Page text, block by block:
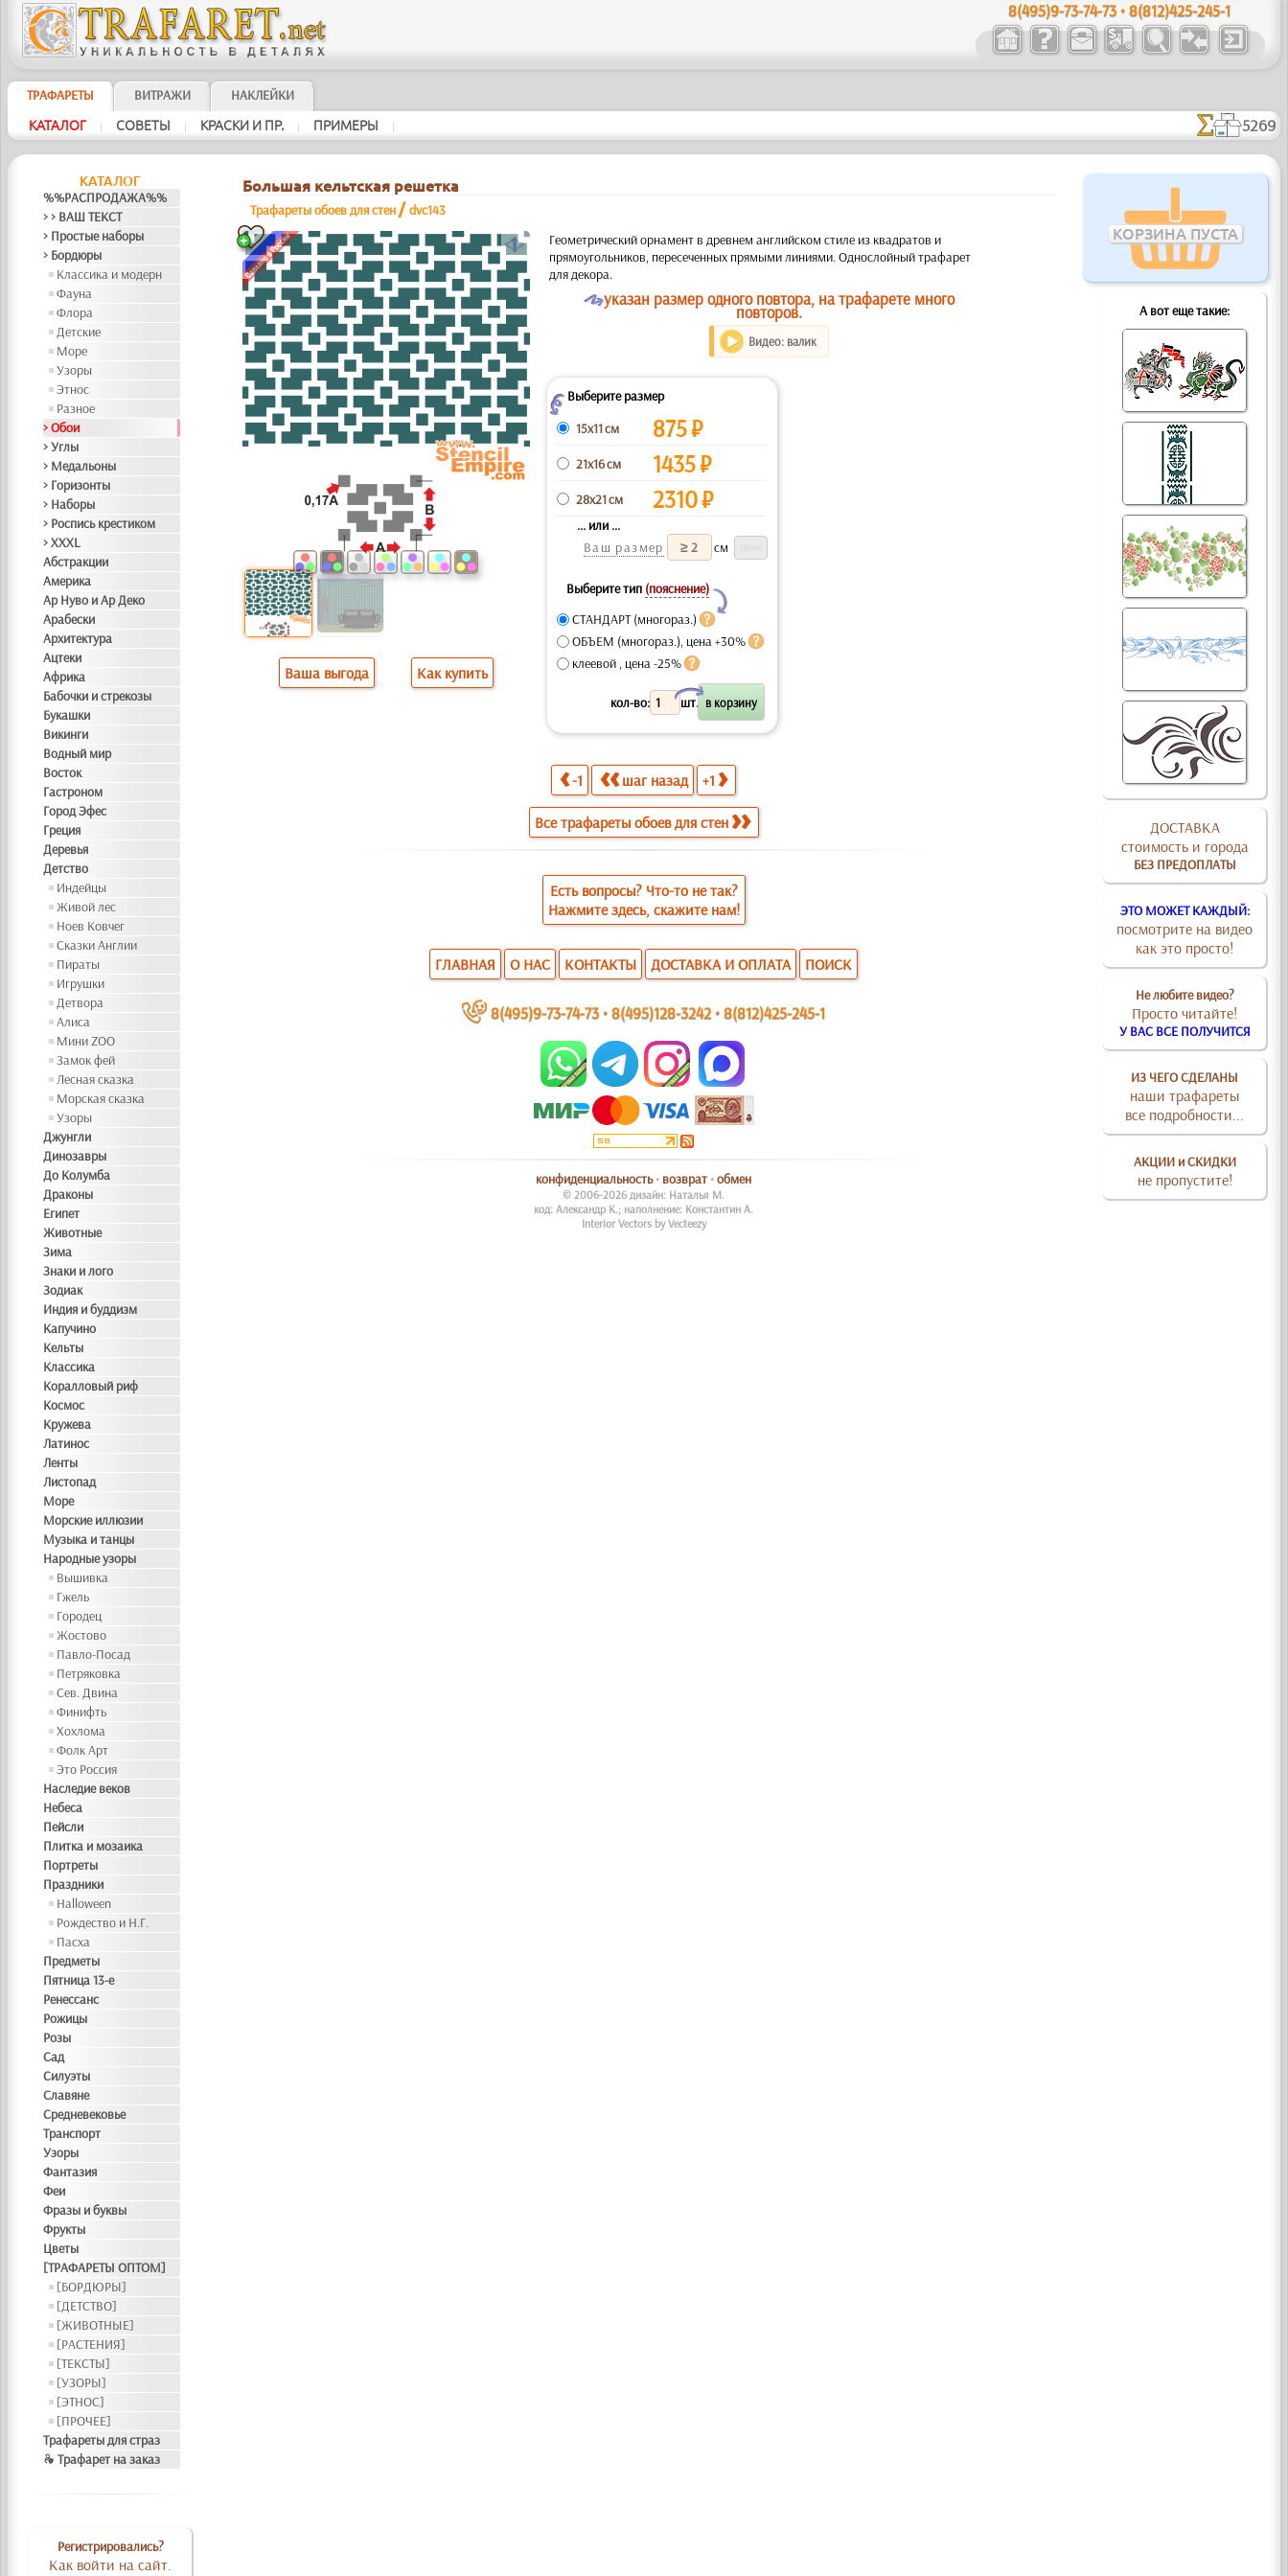
8(495)9-73-74-73 • 8(812)425-245-1
ТРАФАРЕТЫ ВИТРАЖИ НАКЛЕЙКИ
КАТАЛОГ | СОВЕТЫ | КРАСКИ И ПР. | ПРИМЕРЫ | 5269
КАТАЛОГ
%%РАСПРОДАЖА%%
> > ВАШ ТЕКСТ
> Простые наборы
> Бордюры
Классика и модерн
Фауна
Флора
Детские
Море
Узоры
Этнос
Разное
> Обои
> Углы
> Медальоны
> Горизонты
> Наборы
> Роспись крестиком
> XXXL
Абстракции
Америка
Ар Нуво и Ар Деко
Арабески
Архитектура
Ацтеки
Африка
Бабочки и стрекозы
Букашки
Викинги
Водный мир
Восток
Гастроном
Город Эфес
Греция
Деревья
Детство
Индейцы
Живой лес
Ноев Ковчег
Сказки Англии
Пираты
Игрушки
Детвора
Алиса
Мини ZOO
Замок фей
Лесная сказка
Морская сказка
Узоры
Джунгли
Динозавры
До Колумба
Драконы
Египет
Животные
Зима
Знаки и лого
Зодиак
Индия и буддизм
Капучино
Кельты
Классика
Коралловый риф
Космос
Кружева
Латинос
Ленты
Листопад
Море
Морские иллюзии
Музыка и танцы
Народные узоры
Вышивка
Гжель
Городец
Жостово
Павло-Посад
Петряковка
Сев. Двина
Финифть
Хохлома
Фолк Арт
Это Россия
Наследие веков
Небеса
Пейсли
Плитка и мозаика
Портреты
Праздники
Halloween
Рождество и Н.Г.
Пасха
Предметы
Пятница 13-е
Ренессанс
Рожицы
Розы
Сад
Силуэты
Славяне
Средневековье
Транспорт
Узоры
Фантазия
Феи
Фразы и буквы
Фрукты
Цветы
[ТРАФАРЕТЫ ОПТОМ]
[БОРДЮРЫ]
[ДЕТСТВО]
[ЖИВОТНЫЕ]
[РАСТЕНИЯ]
[ТЕКСТЫ]
[УЗОРЫ]
[ЭТНОС]
[ПРОЧЕЕ]
Трафареты для страз
❧ Трафарет на заказ
Регистрировались?
Как войти на сайт.
КОРЗИНА ПУСТА
А вот еще такие:
ДОСТАВКА
стоимость и города
БЕЗ ПРЕДОПЛАТЫ
ЭТО МОЖЕТ КАЖДЫЙ:
посмотрите на видео
как это просто!
Не любите видео?
Просто читайте!
У ВАС ВСЕ ПОЛУЧИТСЯ
ИЗ ЧЕГО СДЕЛАНЫ
наши трафареты
все подробности...
АКЦИИ и СКИДКИ
не пропустите!
Большая кельтская решетка
Трафареты обоев для стен /dvc143
a
Ваша выгода Как купить
Геометрический орнамент в древнем английском стиле из квадратов и
прямоугольников, пересеченных прямыми линиями. Однослойный трафарет
для декора.
Oуказан размер одного повтора, на трафарете много
повторов.
Видео: валик
ZВыберите размер
15x11 см
875₽
21x16 см 1435₽
28x21 см 2310₽
... или ...
Ваш размер
см
Выберите тип (пояснение)
Y
СТАНДАРТ (многораз.)
ОБЪЕМ (многораз.), цена +30%
клеевой , цена -25%
кол-во: шт.
X
-1 шаг назад +1
Все трафареты обоев для стен
Есть вопросы? Что-то не так?
Нажмите здесь, скажите нам!
ГЛАВНАЯ О НАС КОНТАКТЫ ДОСТАВКА И ОПЛАТА ПОИСК
~ 8(495)9-73-74-73 •8(495)128-3242 •8(812)425-245-1
конфиденциальность• возврат •обмен
© 2006-2026 дизайн: Наталья М.
код: Александр К.; наполнение: Константин А.
Interior Vectors by Vecteezy